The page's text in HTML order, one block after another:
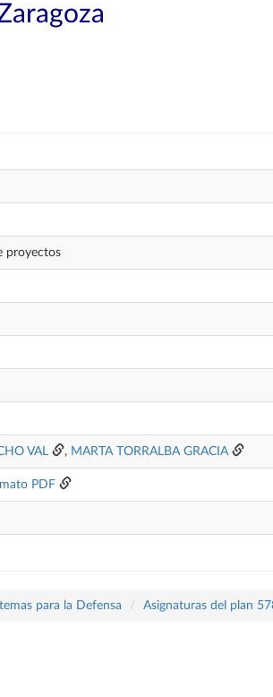
proyectos
VAL , MARTA TORRALBA GRACIA
PDF
para la Defensa Asignaturas del plan